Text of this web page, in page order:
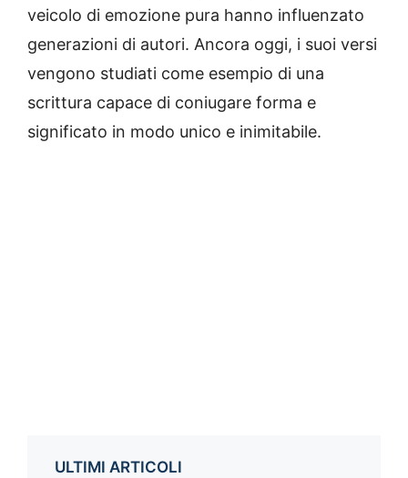
veicolo di emozione pura hanno influenzato
generazioni di autori. Ancora oggi, i suoi versi
vengono studiati come esempio di una
scrittura capace di coniugare forma e
significato in modo unico e inimitabile.
ULTIMI ARTICOLI